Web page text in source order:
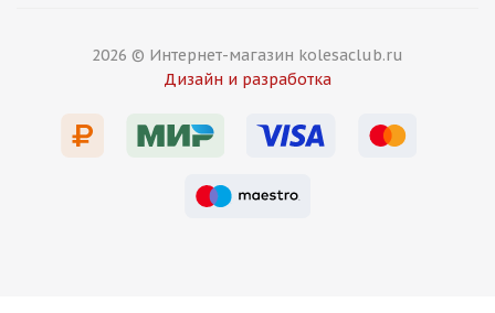
HRE Design FF10 8,5j-19 5*108 ET35 d73,1 MG
13 750
Подробнее
2026 © Интернет-магазин kolesaclub.ru
Дизайн и разработка